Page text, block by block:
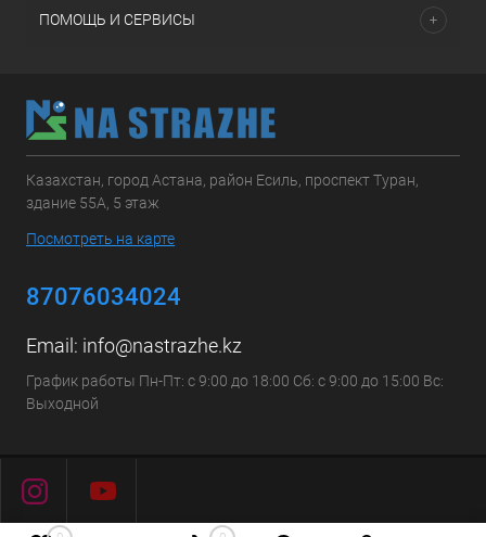
ПОМОЩЬ И СЕРВИСЫ
Казахстан, город Астана, район Есиль, проспект Туран,
здание 55А, 5 этаж
Посмотреть на карте
87076034024
Email: info@nastrazhe.kz
График работы Пн-Пт: с 9:00 до 18:00 Сб: с 9:00 до 15:00 Вс:
Выходной